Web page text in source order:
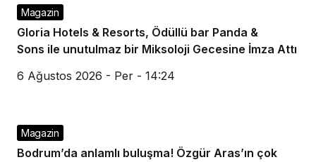
Magazin
Gloria Hotels & Resorts, Ödüllü bar Panda &
Sons ile unutulmaz bir Miksoloji Gecesine İmza Attı
6 Ağustos 2026 - Per - 14:24
Magazin
Bodrum’da anlamlı buluşma! Özgür Aras’ın çok